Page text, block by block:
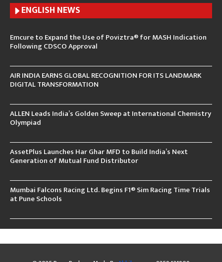
ENGLISH NEWS
Emcure to Expand the Use of Poviztra® for MASH Indication
Following CDSCO Approval
AIR INDIA EARNS GLOBAL RECOGNITION FOR ITS LANDMARK
DIGITAL TRANSFORMATION
ALLEN Leads India’s Golden Sweep at International Chemistry
Olympiad
AssetPlus Launches Har Ghar MFD to Build India’s Next
Generation of Mutual Fund Distributor
Mumbai Falcons Racing Ltd. Begins F1® Sim Racing Time Trials
at Pune Schools